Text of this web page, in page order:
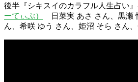
後半『シキスイのカラフル人生占い』
ーてぃぶ）
日菜実 あさ さん、黒瀬
ん、希咲 ゆう さん、姫沼 そら さん